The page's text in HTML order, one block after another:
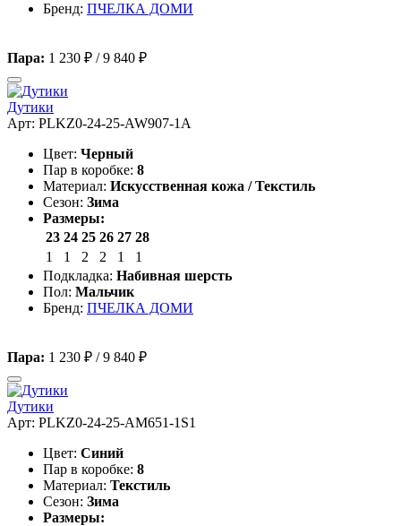
Бренд: ПЧЕЛКА ДОМИ
Пара: 1 230 ₽ /9 840 ₽
Дутики
Арт: PLKZ0-24-25-AW907-1A
Цвет: Черный
Пар в коробке: 8
Материал: Искусственная кожа / Текстиль
Сезон: Зима
Размеры:
23 24 25 26 27 28
1
1 2 2 1
1
Подкладка: Набивная шерсть
Пол: Мальчик
Бренд: ПЧЕЛКА ДОМИ
Пара: 1 230 ₽ /9 840 ₽
Дутики
Арт: PLKZ0-24-25-AM651-1S1
Цвет: Синий
Пар в коробке: 8
Материал: Текстиль
Сезон: Зима
Размеры: